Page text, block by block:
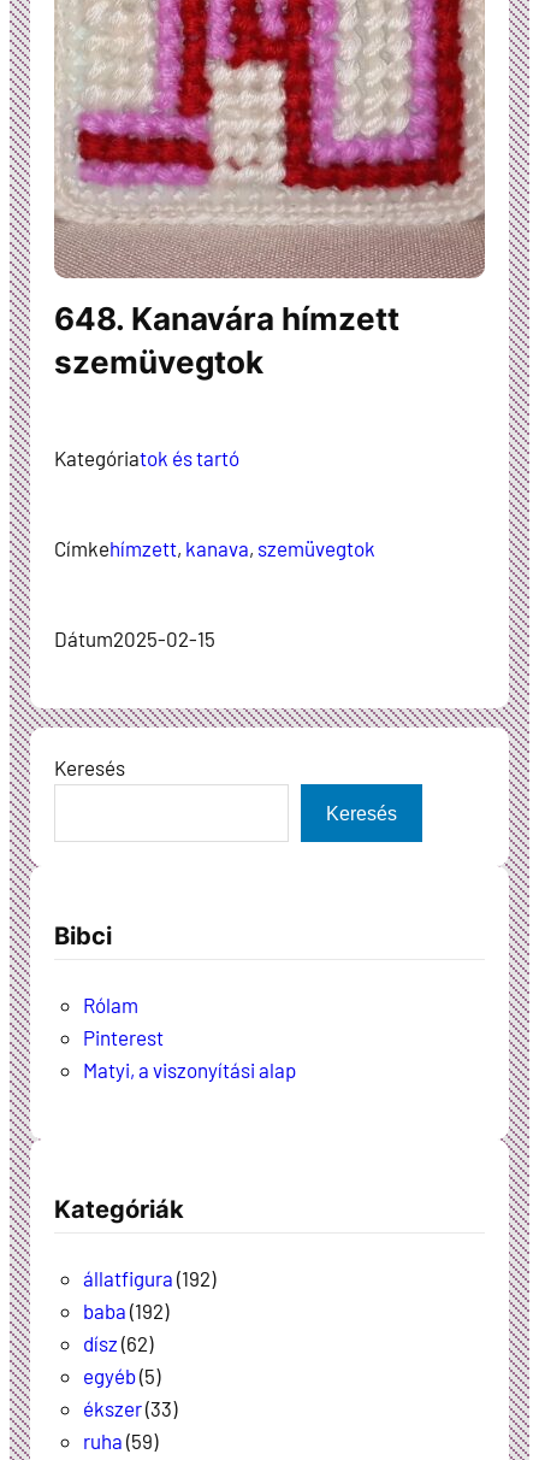
648. Kanavára hímzett
szemüvegtok
Kategóriatok és tartó
Címkehímzett, kanava, szemüvegtok
Dátum2025-02-15
Keresés
Keresés
Bibci
Rólam
Pinterest
Matyi, a viszonyítási alap
Kategóriák
állatfigura (192)
baba (192)
dísz (62)
egyéb(5)
ékszer(33)
ruha (59)